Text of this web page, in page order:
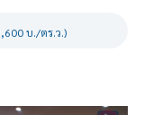
บ./ตร.ว.)